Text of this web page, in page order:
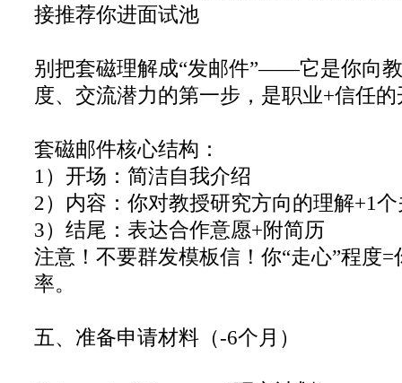
接推荐你进面试池
别把套磁理解成“发邮件”——它是你向
度、交流潜力的第一步，是职业+信任
套磁邮件核心结构：
1）开场：简洁自我介绍
2）内容：你对教授研究方向的理解+1
3）结尾：表达合作意愿+附简历
注意！不要群发模板信！你“走心”程度=
率。
五、准备申请材料（-6个月）